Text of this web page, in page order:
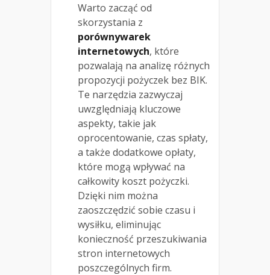
Warto zacząć od
skorzystania z
porównywarek
internetowych, które
pozwalają na analizę różnych
propozycji pożyczek bez BIK.
Te narzędzia zazwyczaj
uwzględniają kluczowe
aspekty, takie jak
oprocentowanie, czas spłaty,
a także dodatkowe opłaty,
które mogą wpływać na
całkowity koszt pożyczki.
Dzięki nim można
zaoszczędzić sobie czasu i
wysiłku, eliminując
konieczność przeszukiwania
stron internetowych
poszczególnych firm.